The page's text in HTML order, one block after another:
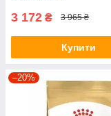
3 172 ₴ 3 965 ₴
Купити
–20%